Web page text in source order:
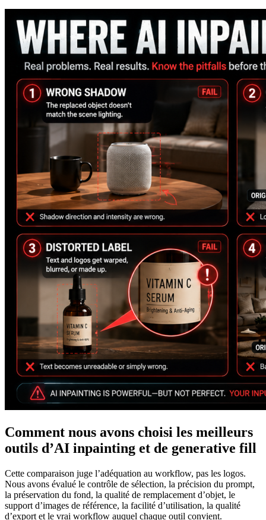
Comment nous avons choisi les meilleurs
outils d’AI inpainting et de generative fill
Cette comparaison juge l’adéquation au workflow, pas les logos.
Nous avons évalué le contrôle de sélection, la précision du prompt,
la préservation du fond, la qualité de remplacement d’objet, le
support d’images de référence, la facilité d’utilisation, la qualité
d’export et le vrai workflow auquel chaque outil convient.